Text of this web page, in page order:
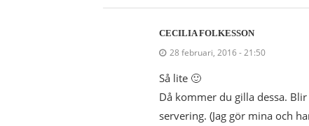
CECILIA FOLKESSON
28 februari, 2016 - 21:50
Så lite 🙂
Då kommer du gilla dessa.
servering. (Jag gör mina och